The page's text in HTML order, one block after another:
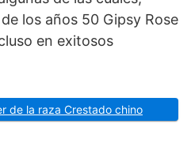
los años 50 Gipsy Rose
en exitosos
de la raza Crestado chino